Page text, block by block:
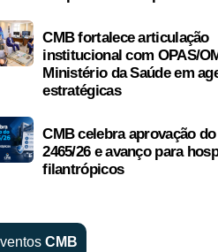
CMB fortalece articulação
institucional com OPAS/
Ministério da Saúde em
estratégicas
CMB celebra aprovação
2465/26 e avanço para
filantrópicos
CMB